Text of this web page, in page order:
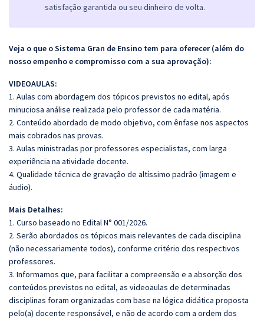
satisfação garantida ou seu dinheiro de volta.
Veja o que o Sistema Gran de Ensino tem para oferecer (além do
nosso empenho e compromisso com a sua aprovação):
VIDEOAULAS:
1. Aulas com abordagem dos tópicos previstos no edital, após
minuciosa análise realizada pelo professor de cada matéria.
2. Conteúdo abordado de modo objetivo, com ênfase nos aspectos
mais cobrados nas provas.
3. Aulas ministradas por professores especialistas, com larga
experiência na atividade docente.
4. Qualidade técnica de gravação de altíssimo padrão (imagem e
áudio).
Mais Detalhes:
1. Curso baseado no Edital N° 001/2026.
2. Serão abordados os tópicos mais relevantes de cada disciplina
(não necessariamente todos), conforme critério dos respectivos
professores.
3. Informamos que, para facilitar a compreensão e a absorção dos
conteúdos previstos no edital, as videoaulas de determinadas
disciplinas foram organizadas com base na lógica didática proposta
pelo(a) docente responsável, e não de acordo com a ordem dos